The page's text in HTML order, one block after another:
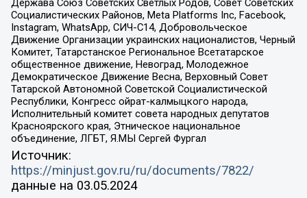
Держава Союз Советских Светлых Родов, Совет Советских
Социалистических Районов, Meta Platforms Inc, Facebook,
Instagram, WhatsApp, СИЧ-С14, Добровольческое
Движение Организации украинских националистов, Черный
Комитет, Татарстанское Региональное Всетатарское
общественное движение, Невоград, Молодежное
Демократическое Движение Весна, Верховный Совет
Татарской Автономной Советской Социалистической
Республики, Конгресс ойрат-калмыцкого народа,
Исполнительный комитет совета народных депутатов
Красноярского края, Этническое национальное
объединение, ЛГБТ, Я.МЫ Сергей Фургал
Источник:
https://minjust.gov.ru/ru/documents/7822/
данные на 03.05.2024